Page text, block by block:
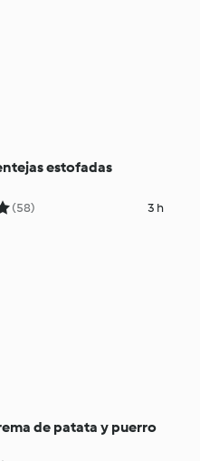
estofadas
(58) 3 h
de patata y puerro